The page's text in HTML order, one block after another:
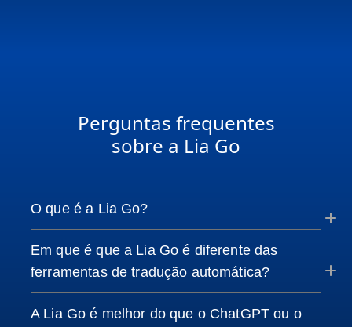
Perguntas frequentes
sobre a Lia Go
O que é a Lia Go?
Em que é que a Lia Go é diferente das
ferramentas de tradução automática?
A Lia Go é melhor do que o ChatGPT ou o